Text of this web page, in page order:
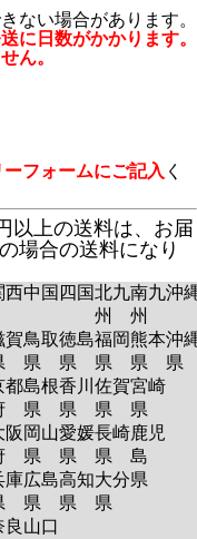
ない場合があります。
に日数がかかります。
ん。
ーフォームにご記入 く
以上の送料は、お届
場合の送料になり
西中国 四国北九
州
南九
州
沖
賀
都
阪
庫
良
鳥取
県
島根
県
岡山
県
広島
県
山口
徳島
県
香川
県
愛媛
県
高知
県
福岡
県
佐賀
県
長崎
県
大分
県
熊本
県
宮崎
県
鹿児
島
県
沖